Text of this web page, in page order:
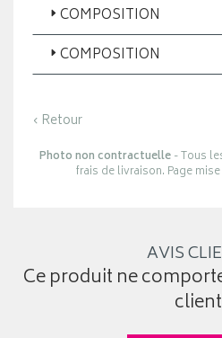
COMPOSITION
COMPOSITION
‹ Retour
Photo non contractuelle- Tous
frais de livraison. Page
AVIS
Ce produit ne